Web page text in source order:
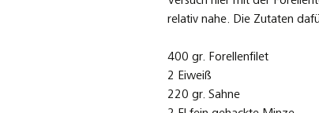
relativ nahe. Die Zutaten
400 gr. Forellenfilet
2 Eiweiß
220 gr. Sahne